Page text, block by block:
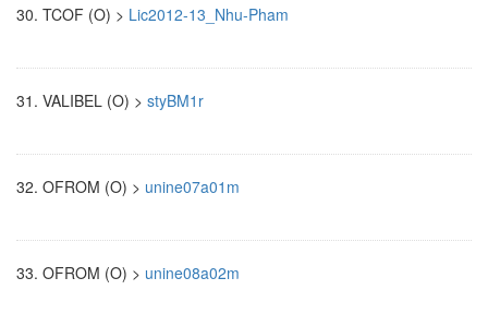
30. TCOF (O) > Lic2012-13_Nhu-Pham
31. VALIBEL (O) > styBM1r
32. OFROM (O) > unine07a01m
33. OFROM (O) > unine08a02m